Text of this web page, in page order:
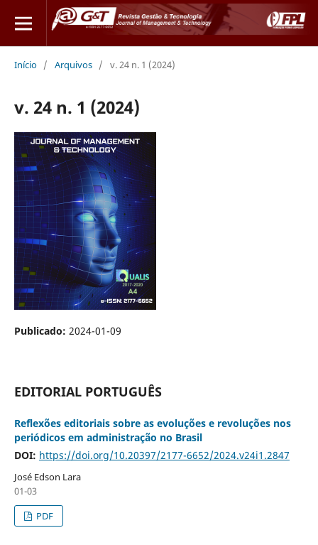
Início / Arquivos / v. 24 n. 1 (2024)
v. 24 n. 1 (2024)
Publicado: 2024-01-09
EDITORIAL PORTUGUÊS
Reflexões editoriais sobre as evoluções e revoluções nos
periódicos em administração no Brasil
DOI: https://doi.org/10.20397/2177-6652/2024.v24i1.2847
José Edson Lara
01-03
PDF